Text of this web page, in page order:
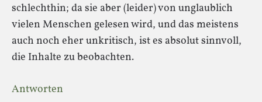
schlechthin; da sie aber (leider) von unglaublich
vielen Menschen gelesen wird, und das meistens
auch noch eher unkritisch, ist es absolut sinnvoll,
die Inhalte zu beobachten.
Antworten